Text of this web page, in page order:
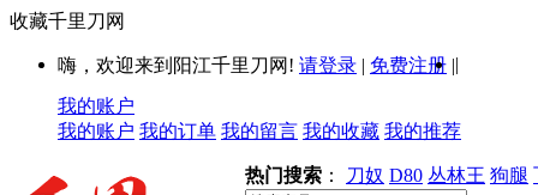
收藏千里刀网
嗨，欢迎来到阳江千里刀网! 请登录 | 免费注册 ||
我的账户
我的账户 我的订单 我的留言 我的收藏 我的推荐
热门搜索 ： 刀奴 D80 丛林王 狗腿